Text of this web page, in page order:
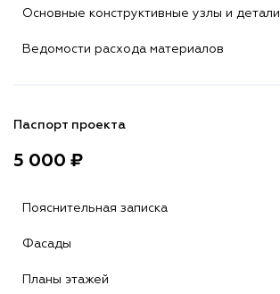
Основные конструктивные узлы и детали
Ведомости расхода материалов
Паспорт проекта
5 000 ₽
Пояснительная записка
Фасады
Планы этажей